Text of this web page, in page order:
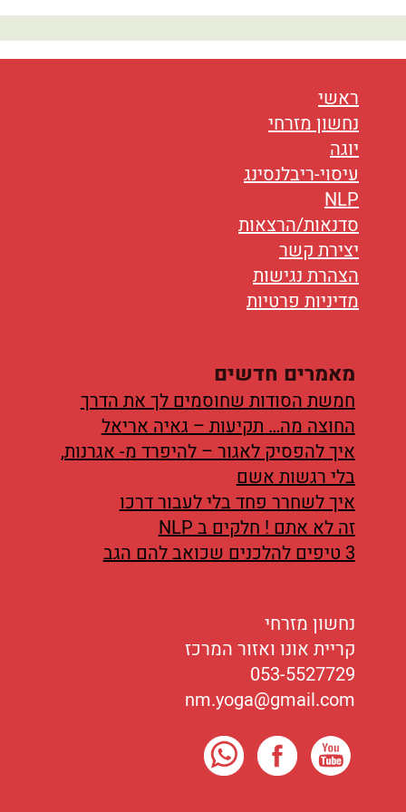
אורח חיים
בריאות
תזונה
טיפולים
עיסוי
ראשי
נחשון מזרחי
יוגה
עיסוי-ריבלנסינג
NLP
סדנאות/הרצאות
יצירת קשר
הצהרת נגישות
מדיניות פרטיות
מאמרים חדשים
חמשת הסודות שחוסמים לך את הדרך
החוצה מה… תקיעות – גאיה אריאל
איך להפסיק לאגור – להיפרד מ- אגרנות,
בלי רגשות אשם
איך לשחרר פחד בלי לעבור דרכו
זה לא אתם ! חלקים ב NLP
3 טיפים להלכנים שכואב להם הגב
נחשון מזרחי
קריית אונו ואזור המרכז
053-5527729
nm.yoga@gmail.com